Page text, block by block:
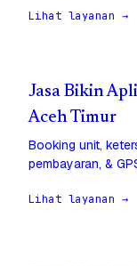
Lihat layanan →
Jasa Bikin
Aceh Timur
Booking unit,
pembayaran, &
Lihat layanan →